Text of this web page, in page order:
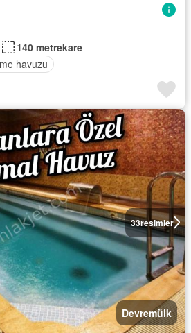
140 metrekare
havuzu
33resimler
Devremülk